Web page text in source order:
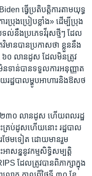
ធ្វើ​ប្រតិបត្តិការតាម​យុទ្ធ
ប្រុង​ប្រៀប​ខ្លាំង»​ ដើម្បី​ប្រុង
ទល់នឹងប្រភេទវីរុសថ្មីៗ​ ដែល​
ាន​បាន​ប្រកាស​ថា ​ខ្លួននឹង​
៦០ លាន​ដូស ដែល​មិន​ត្រូវ​
មិន​ទាន់បានទទួល​ការ​អនុញ្ញាត
យរដ្ឋបាលម្ហូបអាហារ​និង​ឱសថ​
២៣០ លានដូស​ ហើយពលរដ្ឋ​
ះ​គ្រប់​ដូស​ហើយ​នោះ រដ្ឋបាល
ថែម​ទៀត ​ដោយ​មានរួម​
សន្ន​នូវ​កម្មសិទ្ធិ​សម្បត្តិ​
ដែល​ត្រូវ​បានពិភាក្សា​ក្នុង